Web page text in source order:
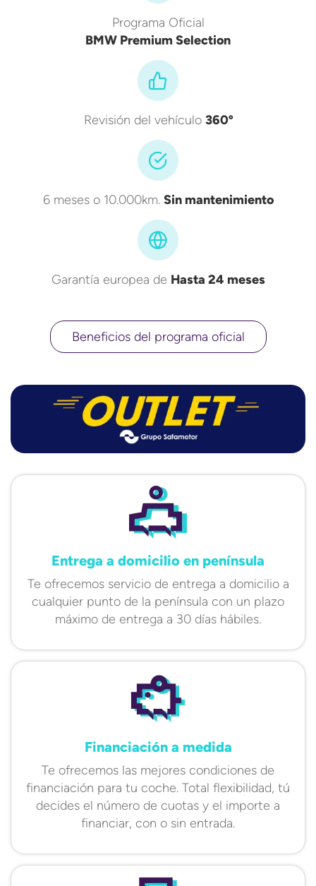
Programa Oficial
BMW Premium Selection
Revisión del vehículo 360º
6 meses o 10.000km. Sin mantenimiento
Garantía europea de Hasta 24 meses
Beneficios del programa oficial
Entrega a domicilio en península
Te ofrecemos servicio de entrega a domicilio a
cualquier punto de la península con un plazo
máximo de entrega a 30 días hábiles.
Financiación a medida
Te ofrecemos las mejores condiciones de
financiación para tu coche. Total flexibilidad, tú
decides el número de cuotas y el importe a
financiar, con o sin entrada.